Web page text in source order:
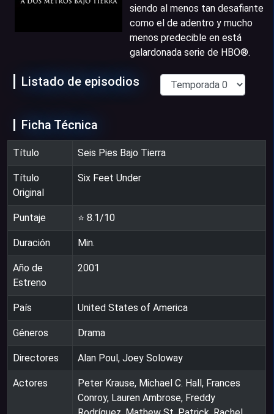
siendo al menos tan desafiante
como el de adentro y mucho
menos predecible en está
galardonada serie de HBO®.
Listado de episodios
Ficha Técnica
Título Seis Pies Bajo Tierra
Título
Original
Six Feet Under
Puntaje ⭐ 8.1/10
Duración Min.
Año de
Estreno
2001
País United States of America
Géneros Drama
Directores Alan Poul, Joey Soloway
Actores
Peter Krause, Michael C. Hall, Frances
Conroy, Lauren Ambrose, Freddy